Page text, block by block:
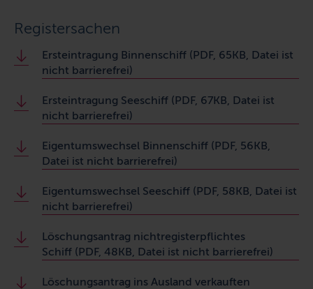
Registersachen
Ersteintragung Binnenschiff (PDF, 65KB, Datei ist
nicht barrierefrei)
Ersteintragung Seeschiff (PDF, 67KB, Datei ist
nicht barrierefrei)
Eigentumswechsel Binnenschiff (PDF, 56KB,
Datei ist nicht barrierefrei)
Eigentumswechsel Seeschiff (PDF, 58KB, Datei ist
nicht barrierefrei)
Löschungsantrag nichtregisterpflichtes
Schiff (PDF, 48KB, Datei ist nicht barrierefrei)
Löschungsantrag ins Ausland verkauften